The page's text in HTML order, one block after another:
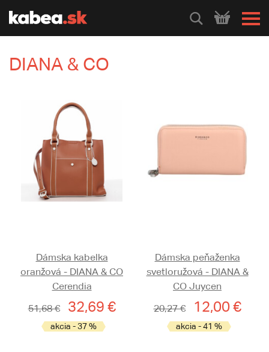
HLEDEJ
DIANA & CO
Dámska kabelka
oranžová - DIANA & CO
Cerendia
51,68 €
32,69 €
akcia - 37 %
Dámska peňaženka
svetloružová - DIANA &
CO Juycen
20,27 €
12,00 €
akcia - 41 %